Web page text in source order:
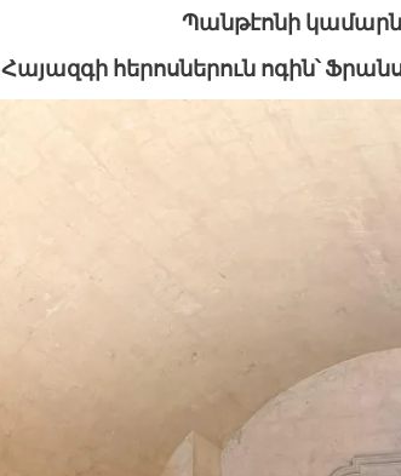
Պանթէոնի
Հայազգի հերոսներուն ոգին՝